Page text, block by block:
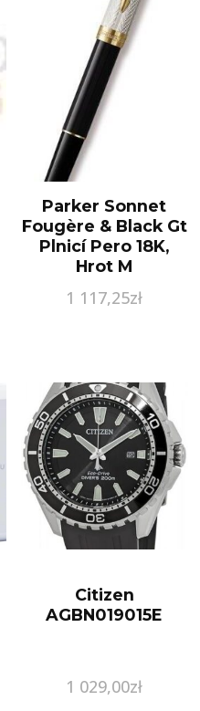
Parker Sonnet
Fougère & Black Gt
Plnicí Pero 18K,
Hrot M
1 117,25zł
Citizen
AGBN019015E
1 029,00zł